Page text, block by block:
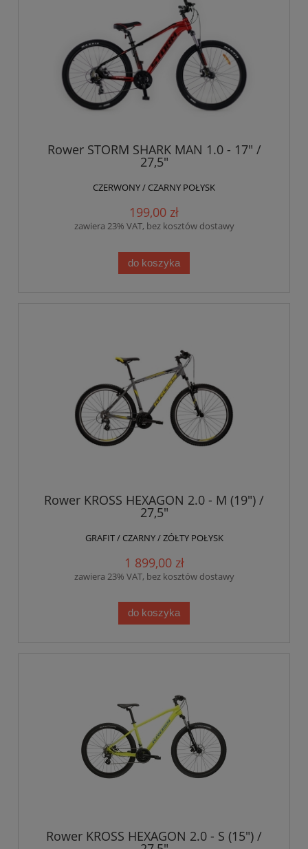
Rower STORM SHARK MAN 1.0 - 17" /
27,5"
CZERWONY / CZARNY POŁYSK
199,00 zł
zawiera 23% VAT, bez kosztów dostawy
do koszyka
Rower KROSS HEXAGON 2.0 - M (19") /
27,5"
GRAFIT / CZARNY / ZÓŁTY POŁYSK
1 899,00 zł
zawiera 23% VAT, bez kosztów dostawy
do koszyka
Rower KROSS HEXAGON 2.0 - S (15") /